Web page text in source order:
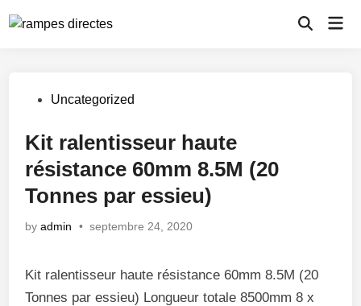
to
Open
PostedUncategorized
Kit ralentisseur haute
résistance 60mm 8.5M (20
Tonnes par essieu)
byadmin • septembre 24, 2020
Kit ralentisseur haute résistance 60mm 8.5M (20
Tonnes par essieu) Longueur totale 8500mm 8 x